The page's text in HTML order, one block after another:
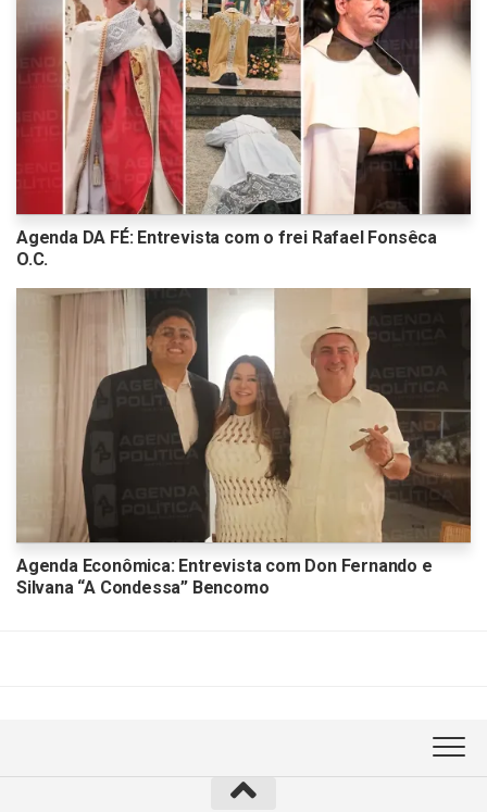
Agenda DA FÉ: Entrevista com o frei Rafael Fonsêca
O.C.
Agenda Econômica: Entrevista com Don Fernando e
Silvana “A Condessa” Bencomo